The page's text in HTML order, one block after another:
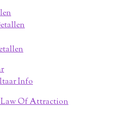
Info
Law Of Attraction